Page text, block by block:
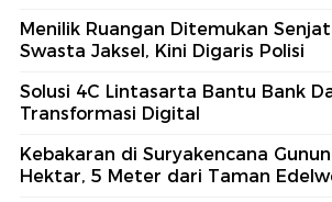
Menilik Ruangan Ditemukan
Swasta Jaksel, Kini Digaris Polisi
Solusi 4C Lintasarta Bantu Bank
Transformasi Digital
Kebakaran di Suryakencana
Hektar, 5 Meter dari Taman